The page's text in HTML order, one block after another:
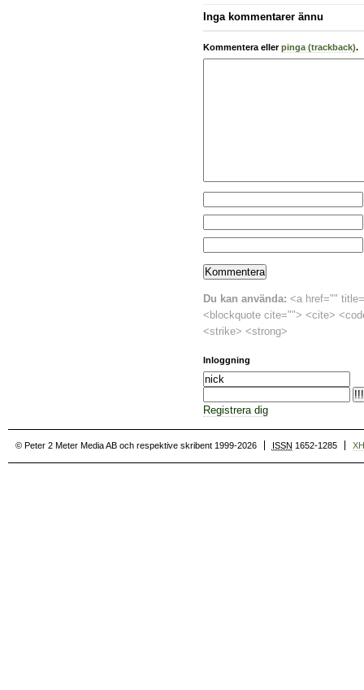
Inga kommentarer ännu
Kommentera ellerpinga (trackback).
Du kan använda: <a href=""
<blockquote cite=""> <cite>
<strike> <strong>
Inloggning
Registrera dig
© Peter 2 Meter Media AB och respektive skribent 1999-2026 ISSN 1652-1285